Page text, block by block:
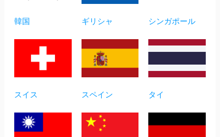
韓国 ギリシャ シンガポール
スイス スペイン タイ